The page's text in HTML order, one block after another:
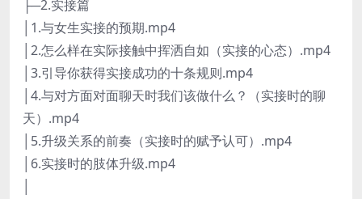
├─2.实接篇
│1.与女生实接的预期.mp4
│2.怎么样在实际接触中挥洒自如（实接的心态）.mp4
│3.引导你获得实接成功的十条规则.mp4
│4.与对方面对面聊天时我们该做什么？（实接时的聊
天）.mp4
│5.升级关系的前奏（实接时的赋予认可）.mp4
│6.实接时的肢体升级.mp4